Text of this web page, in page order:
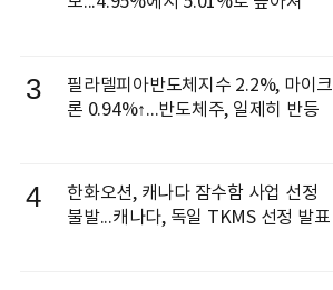
3
필라델피아반도체지수 2.2%, 마이크
론 0.94%↑...반도체주, 일제히 반등
4
한화오션, 캐나다 잠수함 사업 선정
불발...캐나다, 독일 TKMS 선정 발표